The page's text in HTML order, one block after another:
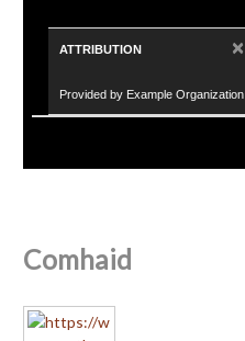
ATTRIBUTION ×
Provided by Example Organization
Comhaid